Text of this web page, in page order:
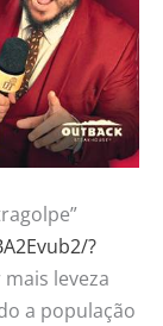
?
leveza
a população